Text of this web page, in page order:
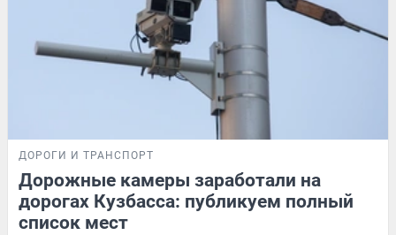
ДОРОГИ И ТРАНСПОРТ
Дорожные камеры заработали на
дорогах Кузбасса: публикуем полный
список мест